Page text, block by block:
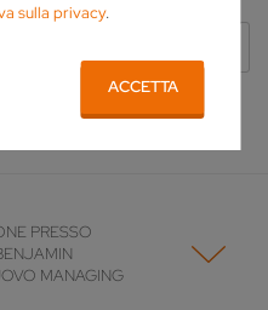
sulla privacy.
ACCETTA
PRESSO
MANAGING